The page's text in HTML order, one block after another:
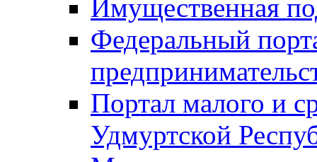
Имущественная
Федеральный
Портал малого и
Удмуртской